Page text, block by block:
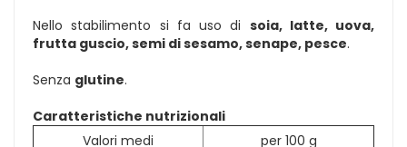
Nello stabilimento si fa uso di soia, latte, uova,
frutta guscio, semi di sesamo, senape, pesce.
Senza glutine.
Caratteristiche nutrizionali
Valori medi
per 100 g